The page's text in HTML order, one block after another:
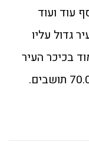
עוד ועוד
גדול עליו
בכיכר העיר